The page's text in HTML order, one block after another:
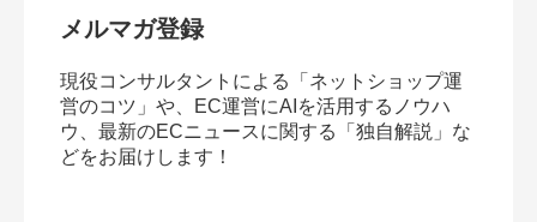
メルマガ登録
現役コンサルタントによる「ネットショップ運
営のコツ」や、EC運営にAIを活用するノウハ
ウ、最新のECニュースに関する「独自解説」な
どをお届けします！